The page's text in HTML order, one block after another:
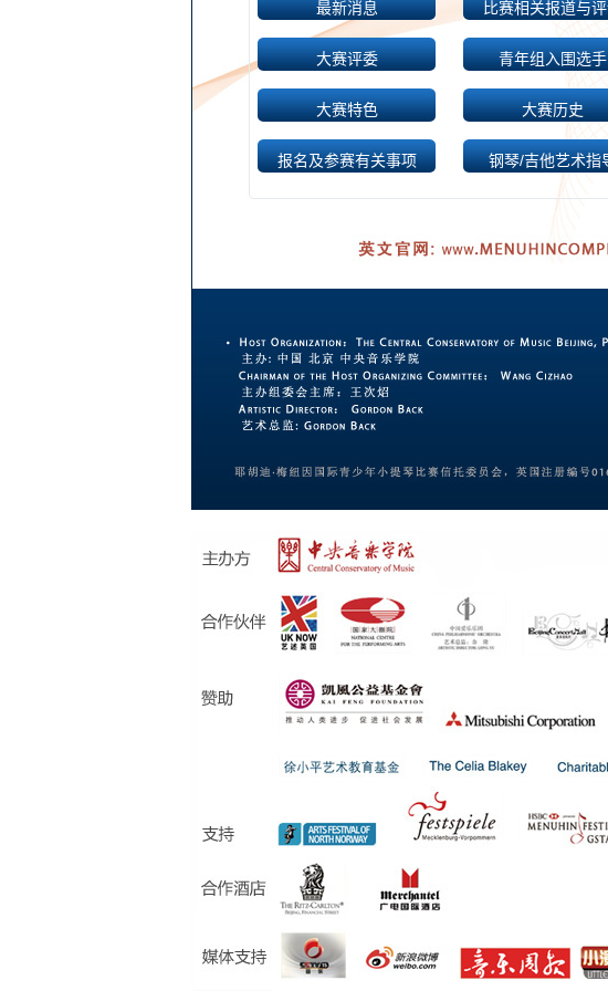
最新消息 比赛相关报道与
大赛评委 青年组入围选手
大赛特色 大赛历史
报名及参赛有关事项 钢琴/吉他艺术指